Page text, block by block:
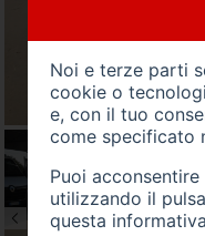
Noi e terze parti
cookie o
e, con il tuo
come specificato
Puoi
utilizzando il
questa